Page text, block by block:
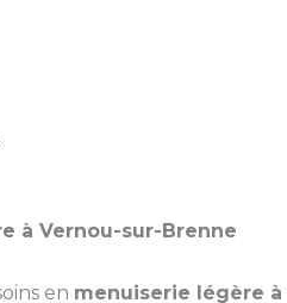
à Vernou-sur-Brenne
en menuiserie légère